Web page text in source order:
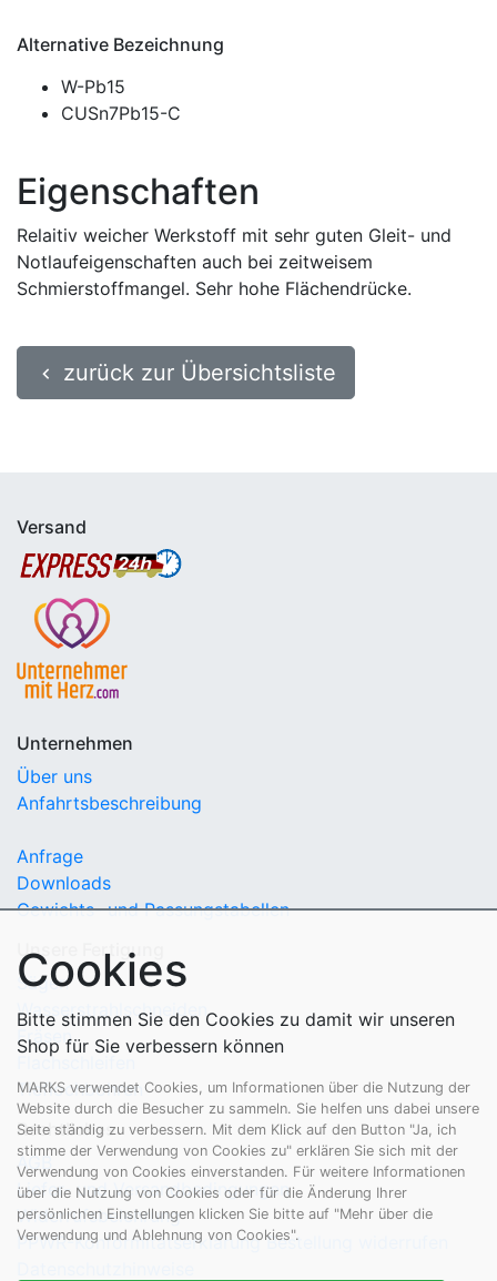
Alternative Bezeichnung
W-Pb15
CUSn7Pb15-C
Eigenschaften
Relaitiv weicher Werkstoff mit sehr guten Gleit- und
Notlaufeigenschaften auch bei zeitweisem
Schmierstoffmangel. Sehr hohe Flächendrücke.
keyboard_arrow_left zurück zur Übersichtsliste
Versand
Unternehmen
Über uns
Anfahrtsbeschreibung
Anfrage
Downloads
Gewichts- und Passungstabellen
Unsere Fertigung
Sägen
Wasserstrahlschneiden
Fräsen
Flachschleifen
Tieflochbohren
Rechtliches
AGB
Liefer- und Versandbedingungen
Widerrufsbelehrung
PPWR-Konformitätserklärung Bestellung widerrufen
Cookies
Bitte stimmen Sie den Cookies zu damit wir unseren
Shop für Sie verbessern können
MARKS verwendet Cookies, um Informationen über die Nutzung der
Website durch die Besucher zu sammeln. Sie helfen uns dabei unsere
Seite ständig zu verbessern. Mit dem Klick auf den Button "Ja, ich
stimme der Verwendung von Cookies zu" erklären Sie sich mit der
Verwendung von Cookies einverstanden. Für weitere Informationen
über die Nutzung von Cookies oder für die Änderung Ihrer
persönlichen Einstellungen klicken Sie bitte auf "Mehr über die
Verwendung und Ablehnung von Cookies".